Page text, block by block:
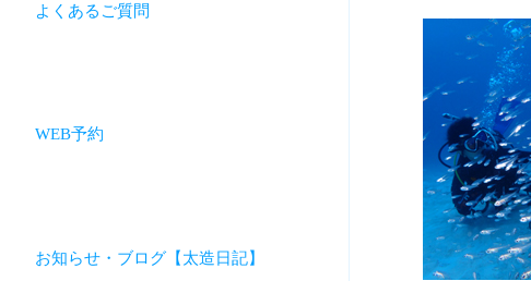
よくあるご質問
WEB予約
お知らせ・ブログ【太造日記】